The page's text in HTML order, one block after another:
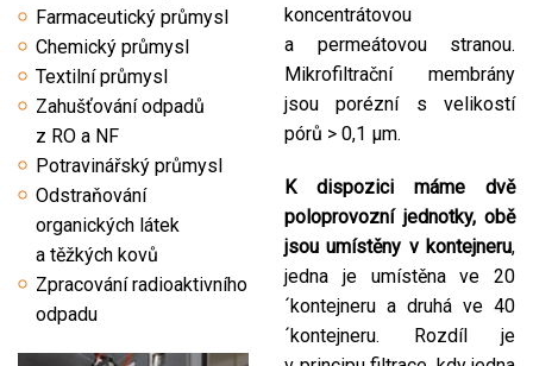
Farmaceutický průmysl
Chemický průmysl
Textilní průmysl
Zahušťování odpadů
z RO a NF
Potravinářský průmysl
Odstraňování
organických látek
a těžkých kovů
Zpracování radioaktivního
odpadu
koncentrátovou
a permeátovou stranou.
Mikrofiltrační membrány
jsou porézní s velikostí
pórů > 0,1 µm.
K dispozici máme dvě
poloprovozní jednotky, obě
jsou umístěny v kontejneru,
jedna je umístěna ve 20
´kontejneru a druhá ve 40
´kontejneru. Rozdíl je